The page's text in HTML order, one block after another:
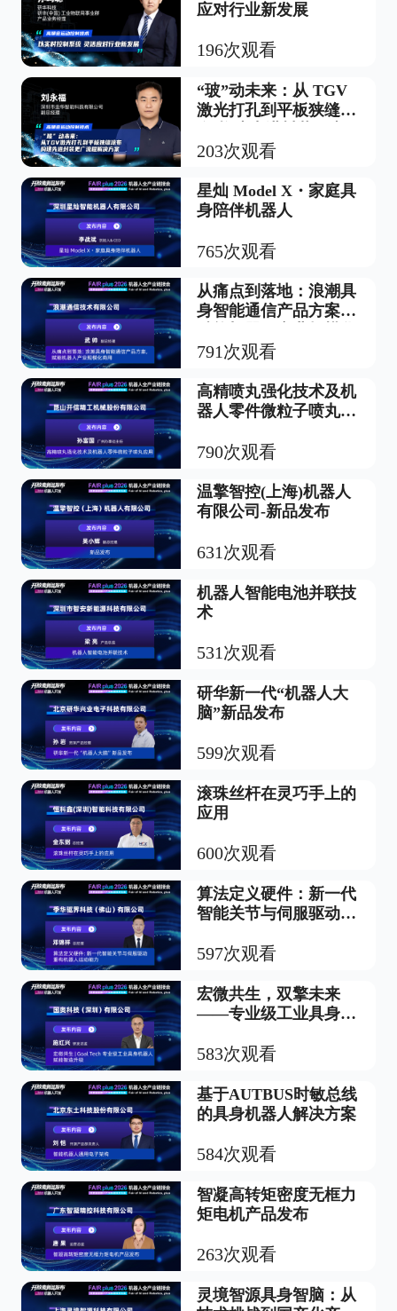
应对行业新发展
196次观看
“玻”动未来：从 TGV
激光打孔到平板狭缝涂
流程解决方案
203次观看
星灿 Model X・家庭具
身陪伴机器人
765次观看
从痛点到落地：浪潮具
身智能通信产品方案，
商用
791次观看
高精喷丸强化技术及机
器人零件微粒子喷丸应
790次观看
温擎智控(上海)机器人
有限公司-新品发布
631次观看
机器人智能电池并联技
术
531次观看
研华新一代“机器人大
脑”新品发布
599次观看
滚珠丝杆在灵巧手上的
应用
600次观看
算法定义硬件：新一代
智能关节与伺服驱动，
597次观看
宏微共生，双擎未来
——专业级工业具身机
583次观看
基于AUTBUS时敏总线
的具身机器人解决方案
584次观看
智凝高转矩密度无框力
矩电机产品发布
263次观看
灵境智源具身智脑：从